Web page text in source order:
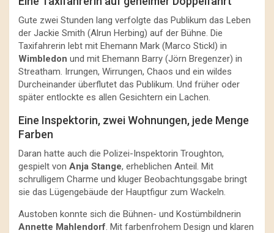
Gute zwei Stunden lang verfolgte das Publikum das Leben
der Jackie Smith (Alrun Herbing) auf der Bühne. Die
Taxifahrerin lebt mit Ehemann Mark (Marco Stickl) in
Wimbledon und mit Ehemann Barry (Jörn Bregenzer) in
Streatham. Irrungen, Wirrungen, Chaos und ein wildes
Durcheinander überflutet das Publikum. Und früher oder
später entlockte es allen Gesichtern ein Lachen.
Eine Inspektorin, zwei Wohnungen, jede Menge
Farben
Daran hatte auch die Polizei-Inspektorin Troughton,
gespielt von Anja Stange, erheblichen Anteil. Mit
schrulligem Charme und kluger Beobachtungsgabe bringt
sie das Lügengebäude der Hauptfigur zum Wackeln.
Austoben konnte sich die Bühnen- und Kostümbildnerin
Annette Mahlendorf. Mit farbenfrohem Design und klaren